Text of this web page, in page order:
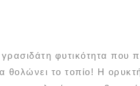
φυτικότητα που
το τοπίο! Η